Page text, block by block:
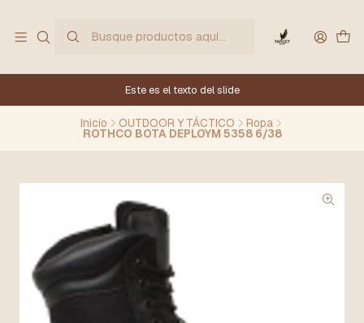
Este es el texto del slide
Inicio OUTDOOR Y TÁCTICO Ropa
ROTHCO BOTA DEPLOYM 5358 6/38